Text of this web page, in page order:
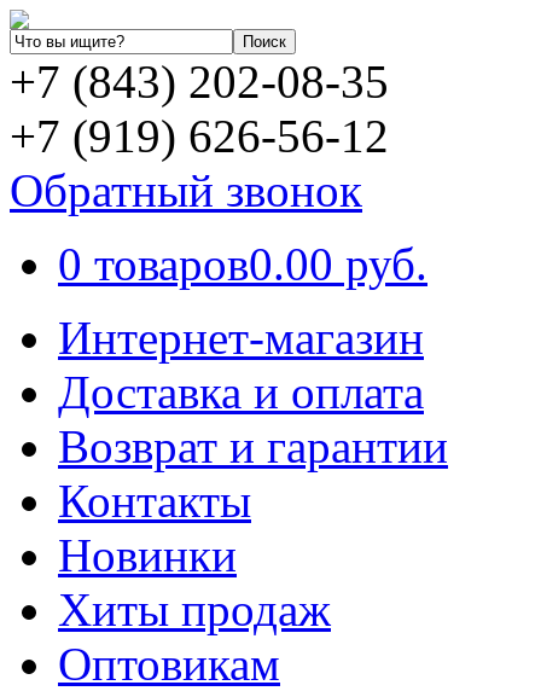
+7 (843) 202-08-35
+7 (919) 626-56-12
Обратный звонок
0 товаров0.00 руб.
Интернет-магазин
Доставка и оплата
Возврат и гарантии
Контакты
Новинки
Хиты продаж
Оптовикам